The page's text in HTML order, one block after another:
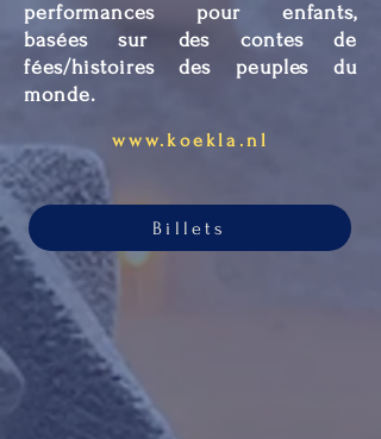
performances pour enfants,
basées sur des contes de
fées/histoires des peuples du
monde.​​
www.koekla.nl
Billets